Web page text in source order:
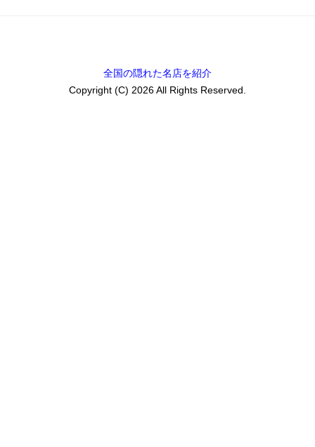
全国の隠れた名店を紹介
Copyright (C) 2026 All Rights Reserved.